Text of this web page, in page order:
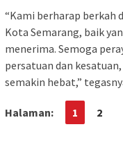
“Kami berharap berkah
Kota Semarang, baik
menerima. Semoga
persatuan dan
semakin hebat,”
Halaman: 1 2